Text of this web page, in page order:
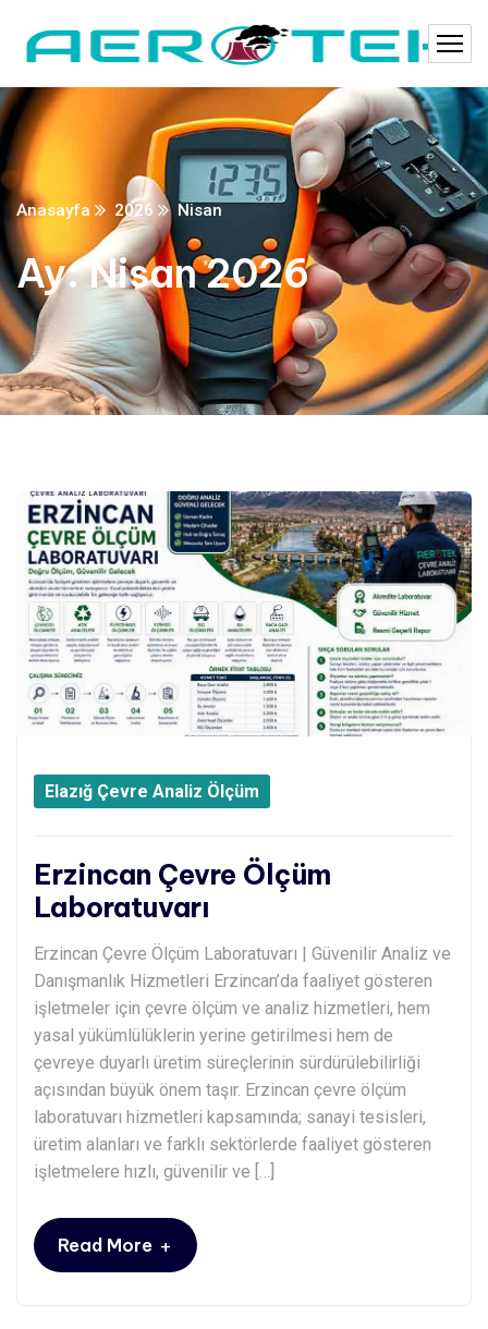
Anasayfa 2026 Nisan
Ay:Nisan 2026
Elazığ Çevre Analiz Ölçüm
Erzincan Çevre Ölçüm
Laboratuvarı
Erzincan Çevre Ölçüm Laboratuvarı | Güvenilir Analiz ve
Danışmanlık Hizmetleri Erzincan’da faaliyet gösteren
işletmeler için çevre ölçüm ve analiz hizmetleri, hem
yasal yükümlülüklerin yerine getirilmesi hem de
çevreye duyarlı üretim süreçlerinin sürdürülebilirliği
açısından büyük önem taşır. Erzincan çevre ölçüm
laboratuvarı hizmetleri kapsamında; sanayi tesisleri,
üretim alanları ve farklı sektörlerde faaliyet gösteren
işletmelere hızlı, güvenilir ve […]
Read More +